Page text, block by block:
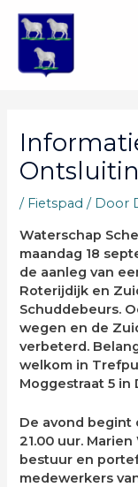
naar
inhoud
/ Fietspad / Door
Waterschap
maandag 18
de aanleg van
Roterijdijk en
Schuddebeurs.
wegen en de
verbeterd.
welkom in
Moggestraat 5 in
De avond begint
21.00 uur.
bestuur en
medewerkers